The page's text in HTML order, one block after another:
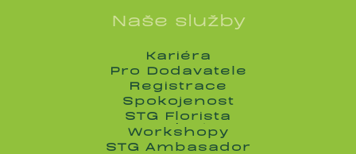
Naše služby
Kariéra
Kariéra
Pro Dodavatele
Pro Dodavatele
Registrace
Registrace
Spokojenost
Spokojenost
STG Florista
STG Florista
Workshopy
Workshopy
STG Ambasador